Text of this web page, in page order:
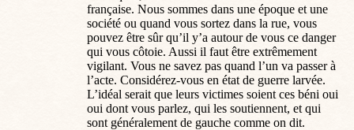
française. Nous sommes dans une époque et une
société ou quand vous sortez dans la rue, vous
pouvez être sûr qu’il y’a autour de vous ce danger
qui vous côtoie. Aussi il faut être extrêmement
vigilant. Vous ne savez pas quand l’un va passer à
l’acte. Considérez-vous en état de guerre larvée.
L’idéal serait que leurs victimes soient ces béni oui
oui dont vous parlez, qui les soutiennent, et qui
sont généralement de gauche comme on dit.